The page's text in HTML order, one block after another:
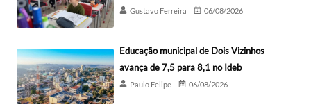
Gustavo Ferreira 06/08/2026
Educação municipal de Dois Vizinhos
avança de 7,5 para 8,1 no Ideb
Paulo Felipe 06/08/2026